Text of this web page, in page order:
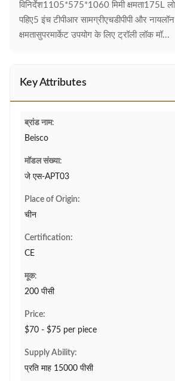
विनिर्देश1105*575*1060 मिमी क्षमता175L
पहिए5 इंच टीपीआर सामग्रीएचडीपीपी और
क्षमतासुपरमार्केट उपयोग के लिए ट्रॉली लॉक मॉ...
Key Attributes
ब्रांड नाम:
Beisco
मॉडल संख्या:
जे एस-APT03
Place of Origin:
चीन
Certification:
CE
मूक:
200 पीसी
Price:
$70 - $75 per piece
Supply Ability:
प्रति माह 15000 पीसी